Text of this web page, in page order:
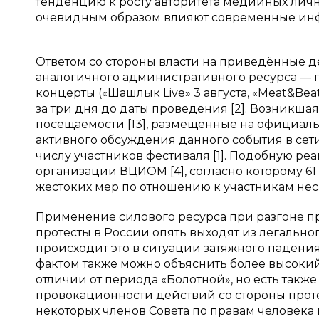
очевидным образом влияют современные
Ответом со стороны власти на приведённые
аналогичного административного ресурса
концерты («Шашлык Live» 3 августа,
за три дня до даты проведения [2].
посещаемости [13], размещённые на
активного обсуждения данного события в
числу участников фестиваля [1]. Подобную
организации ВЦИОМ [4], согласно которому
жестоких мер по отношению к участникам
Применение силового ресурса при разгоне
протесты в России опять выходят из
происходит это в ситуации затяжного
фактом также можно объяснить более
отличии от периода «Болотной», но есть
провокационности действий со стороны
некоторых членов Совета по правам